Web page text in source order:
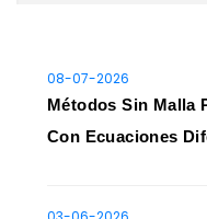
08-07-2026
Métodos Sin Malla
Con Ecuaciones